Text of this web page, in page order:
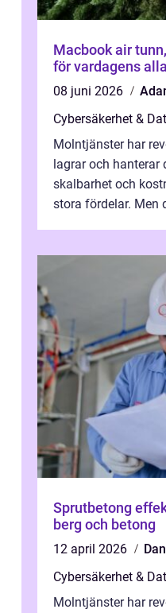
Macbook air tunn, kraftfull och byggd
för vardagens
08 juni 2026
Cybersäkerhet &
Molntjänster har
lagrar och hanterar
skalbarhet och
stora fördelar. Men
Sprutbetong
berg och betong
12 april 2026
Cybersäkerhet &
Molntjänster har